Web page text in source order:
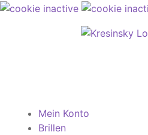
Mein Konto
Brillen